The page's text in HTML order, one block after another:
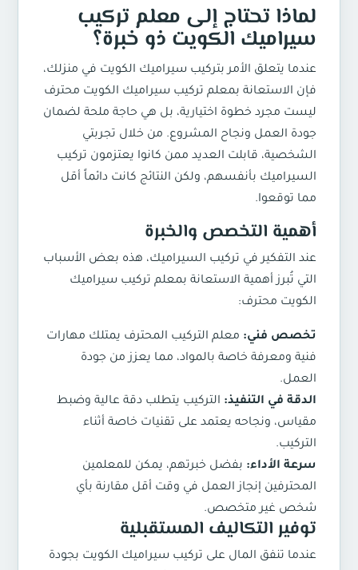
لماذا تحتاج إلى معلم تركيب
سيراميك الكويت ذو خبرة؟
عندما يتعلق الأمر بتركيب سيراميك الكويت في منزلك،
فإن الاستعانة بمعلم تركيب سيراميك الكويت محترف
ليست مجرد خطوة اختيارية، بل هي حاجة ملحة لضمان
جودة العمل ونجاح المشروع. من خلال تجربتي
الشخصية، قابلت العديد ممن كانوا يعتزمون تركيب
السيراميك بأنفسهم، ولكن النتائج كانت دائماً أقل
مما توقعوا.
أهمية التخصص والخبرة
عند التفكير في تركيب السيراميك، هذه بعض الأسباب
التي تُبرز أهمية الاستعانة بمعلم تركيب سيراميك
الكويت محترف:
تخصص فني: معلم التركيب المحترف يمتلك مهارات
فنية ومعرفة خاصة بالمواد، مما يعزز من جودة
العمل.
الدقة في التنفيذ: التركيب يتطلب دقة عالية وضبط
مقياس، ونجاحه يعتمد على تقنيات خاصة أثناء
التركيب.
سرعة الأداء: بفضل خبرتهم، يمكن للمعلمين
المحترفين إنجاز العمل في وقت أقل مقارنة بأي
شخص غير متخصص.
توفير التكاليف المستقبلية
عندما تنفق المال على تركيب سيراميك الكويت بجودة